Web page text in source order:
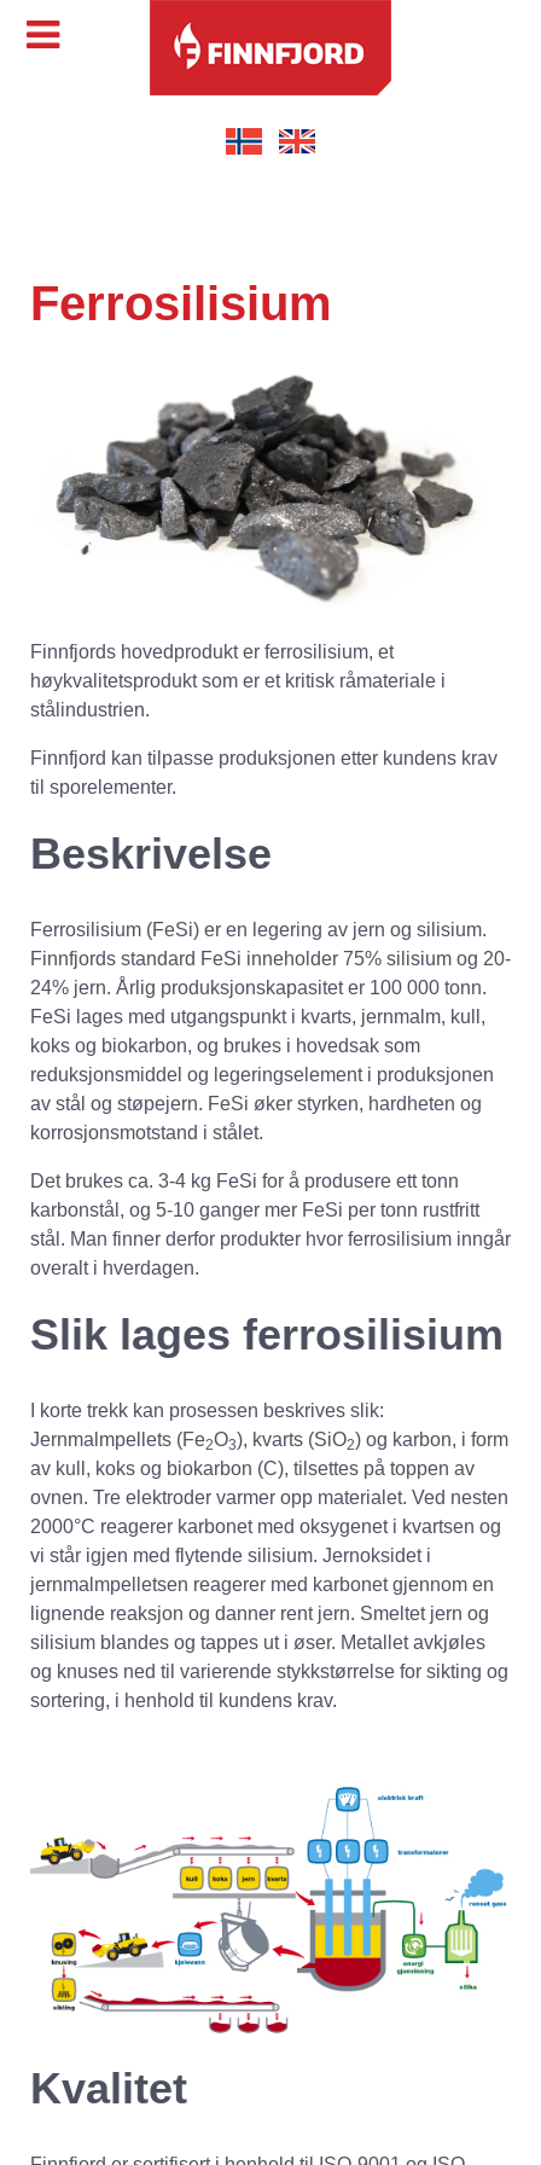
Ferrosilisium
Finnfjords hovedprodukt er ferrosilisium, et
høykvalitetsprodukt som er et kritisk råmateriale i
stålindustrien.
Finnfjord kan tilpasse produksjonen etter kundens krav
til sporelementer.
Beskrivelse
Ferrosilisium (FeSi) er en legering av jern og silisium.
Finnfjords standard FeSi inneholder 75% silisium og 20-
24% jern. Årlig produksjonskapasitet er 100 000 tonn.
FeSi lages med utgangspunkt i kvarts, jernmalm, kull,
koks og biokarbon, og brukes i hovedsak som
reduksjonsmiddel og legeringselement i produksjonen
av stål og støpejern. FeSi øker styrken, hardheten og
korrosjonsmotstand i stålet.
Det brukes ca. 3-4 kg FeSi for å produsere ett tonn
karbonstål, og 5-10 ganger mer FeSi per tonn rustfritt
stål. Man finner derfor produkter hvor ferrosilisium inngår
overalt i hverdagen.
Slik lages ferrosilisium
I korte trekk kan prosessen beskrives slik:
Jernmalmpellets (Fe2O3), kvarts (SiO2) og karbon, i form
av kull, koks og biokarbon (C), tilsettes på toppen av
ovnen. Tre elektroder varmer opp materialet. Ved nesten
2000°C reagerer karbonet med oksygenet i kvartsen og
vi står igjen med flytende silisium. Jernoksidet i
jernmalmpelletsen reagerer med karbonet gjennom en
lignende reaksjon og danner rent jern. Smeltet jern og
silisium blandes og tappes ut i øser. Metallet avkjøles
og knuses ned til varierende stykkstørrelse for sikting og
sortering, i henhold til kundens krav.
Kvalitet